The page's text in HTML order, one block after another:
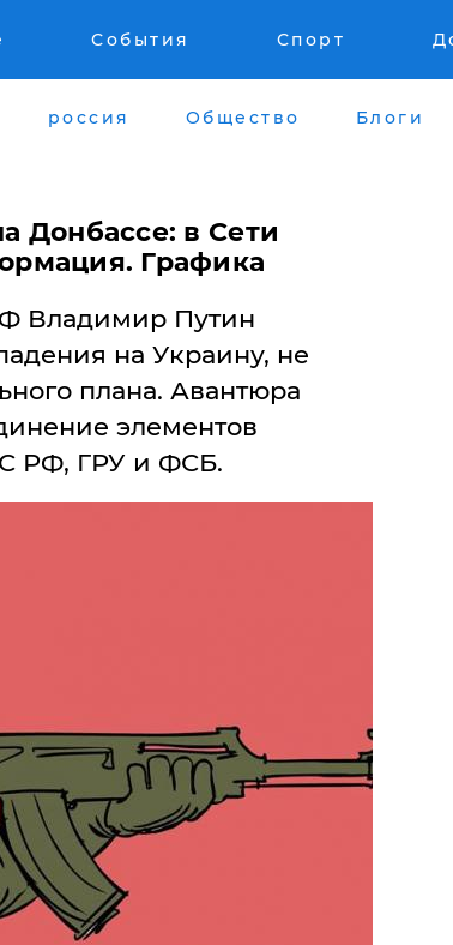
События Спорт
россия Общество Блоги
Донбассе: в Сети
Графика
Владимир Путин
на Украину, не
плана. Авантюра
элементов
РФ, ГРУ и ФСБ.